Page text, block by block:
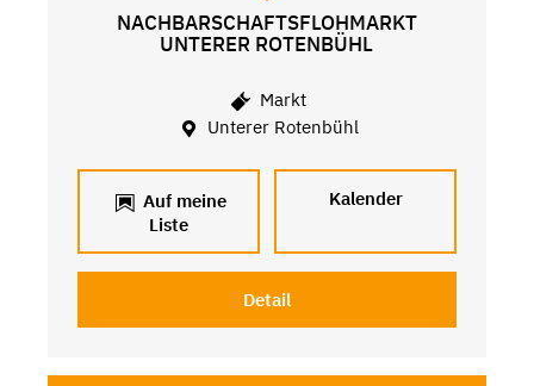
NACHBARSCHAFTSFLOHMARKT
UNTERER ROTENBÜHL
Markt
Unterer Rotenbühl
Auf meine
Liste
Kalender
Detail